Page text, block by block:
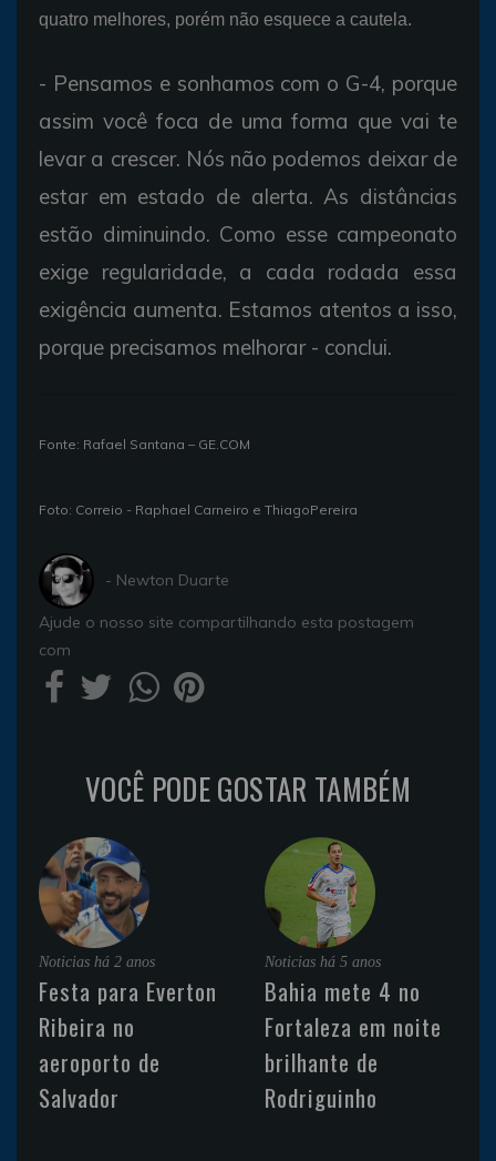
quatro melhores, porém não esquece a cautela.
- Pensamos e sonhamos com o G-4, porque
assim você foca de uma forma que vai te
levar a crescer. Nós não podemos deixar de
estar em estado de alerta. As distâncias
estão diminuindo. Como esse campeonato
exige regularidade, a cada rodada essa
exigência aumenta. Estamos atentos a isso,
porque precisamos melhorar - conclui.
Fonte: Rafael Santana – GE.COM
Foto: Correio - Raphael Carneiro e ThiagoPereira
- Newton Duarte
Ajude o nosso site compartilhando esta postagem
com
VOCÊ PODE GOSTAR TAMBÉM
Noticias há 2 anos
Festa para Everton
Ribeira no
aeroporto de
Salvador
Noticias há 5 anos
Bahia mete 4 no
Fortaleza em noite
brilhante de
Rodriguinho